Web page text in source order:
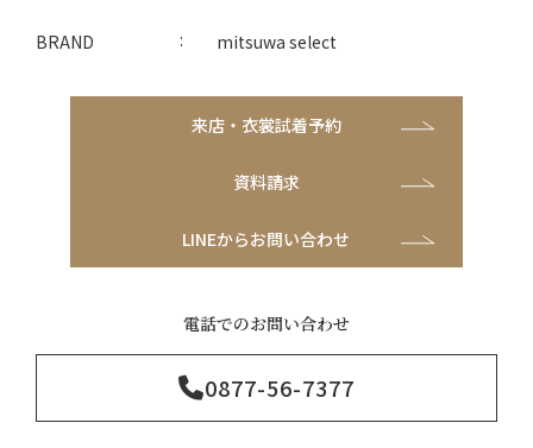
BRAND mitsuwa select
来店・衣裳試着予約
資料請求
LINEからお問い合わせ
電話でのお問い合わせ
0877-56-7377